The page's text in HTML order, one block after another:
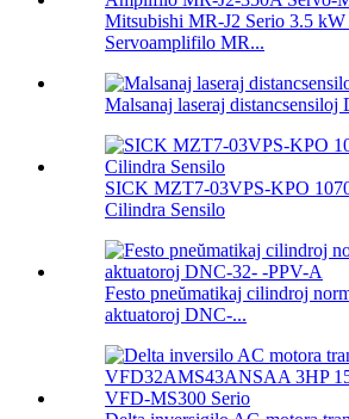
Mitsubishi MR-J2 Serio 3.5
Servoamplifilo MR...
Malsanaj laseraj distancsensiloj
SICK MZT7-03VPS-KPO
Cilindra Sensilo
Festo pneŭmatikaj cilindroj
aktuatoroj DNC-...